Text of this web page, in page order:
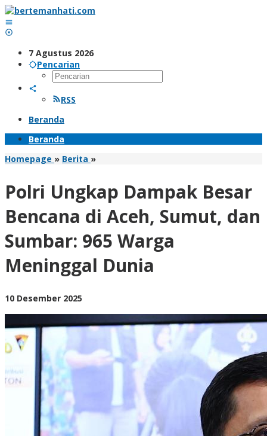
Lewati
ke
konten
7 Agustus 2026
Pencarian
RSS
Beranda
Beranda
Homepage » Berita »Polri
Besar
Bencana
di
Aceh,
Sumut,
dan
Sumbar:
965
Polri Ungkap Dampak Besar
Bencana di Aceh, Sumut, dan
Sumbar: 965 Warga
Meninggal Dunia
10 Desember 2025